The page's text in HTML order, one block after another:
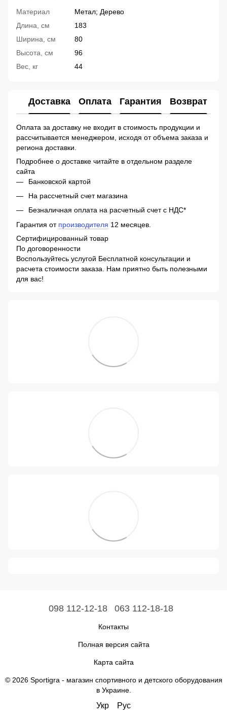
Материал
Метал; Дерево
Длина, см
183
Ширина, см
80
Высота, см
96
Вес, кг
44
Доставка Оплата Гарантия Возврат
Оплата за доставку не входит в стоимость продукции и
рассчитывается менеджером, исходя от объема заказа и
региона доставки.
Подробнее о доставке читайте в отдельном разделе
сайта
Банковской картой
На рассчетный счет магазина
Безналичная оплата на расчетный счет с НДС*
Гарантия от производителя 12 месяцев.
Сертифицированный товар
По договоренности
Воспользуйтесь услугой Бесплатной консультации и
расчета стоимости заказа. Нам приятно быть полезными
для вас!
098 112-12-18 063 112-18-18
Контакты
Полная версия сайта
Карта сайта
© 2026 Sportigra - магазин спортивного и детского оборудования
в Украине.
Укр Рус